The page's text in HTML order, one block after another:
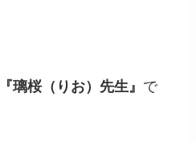
『璃桜（りお） 先生』 で